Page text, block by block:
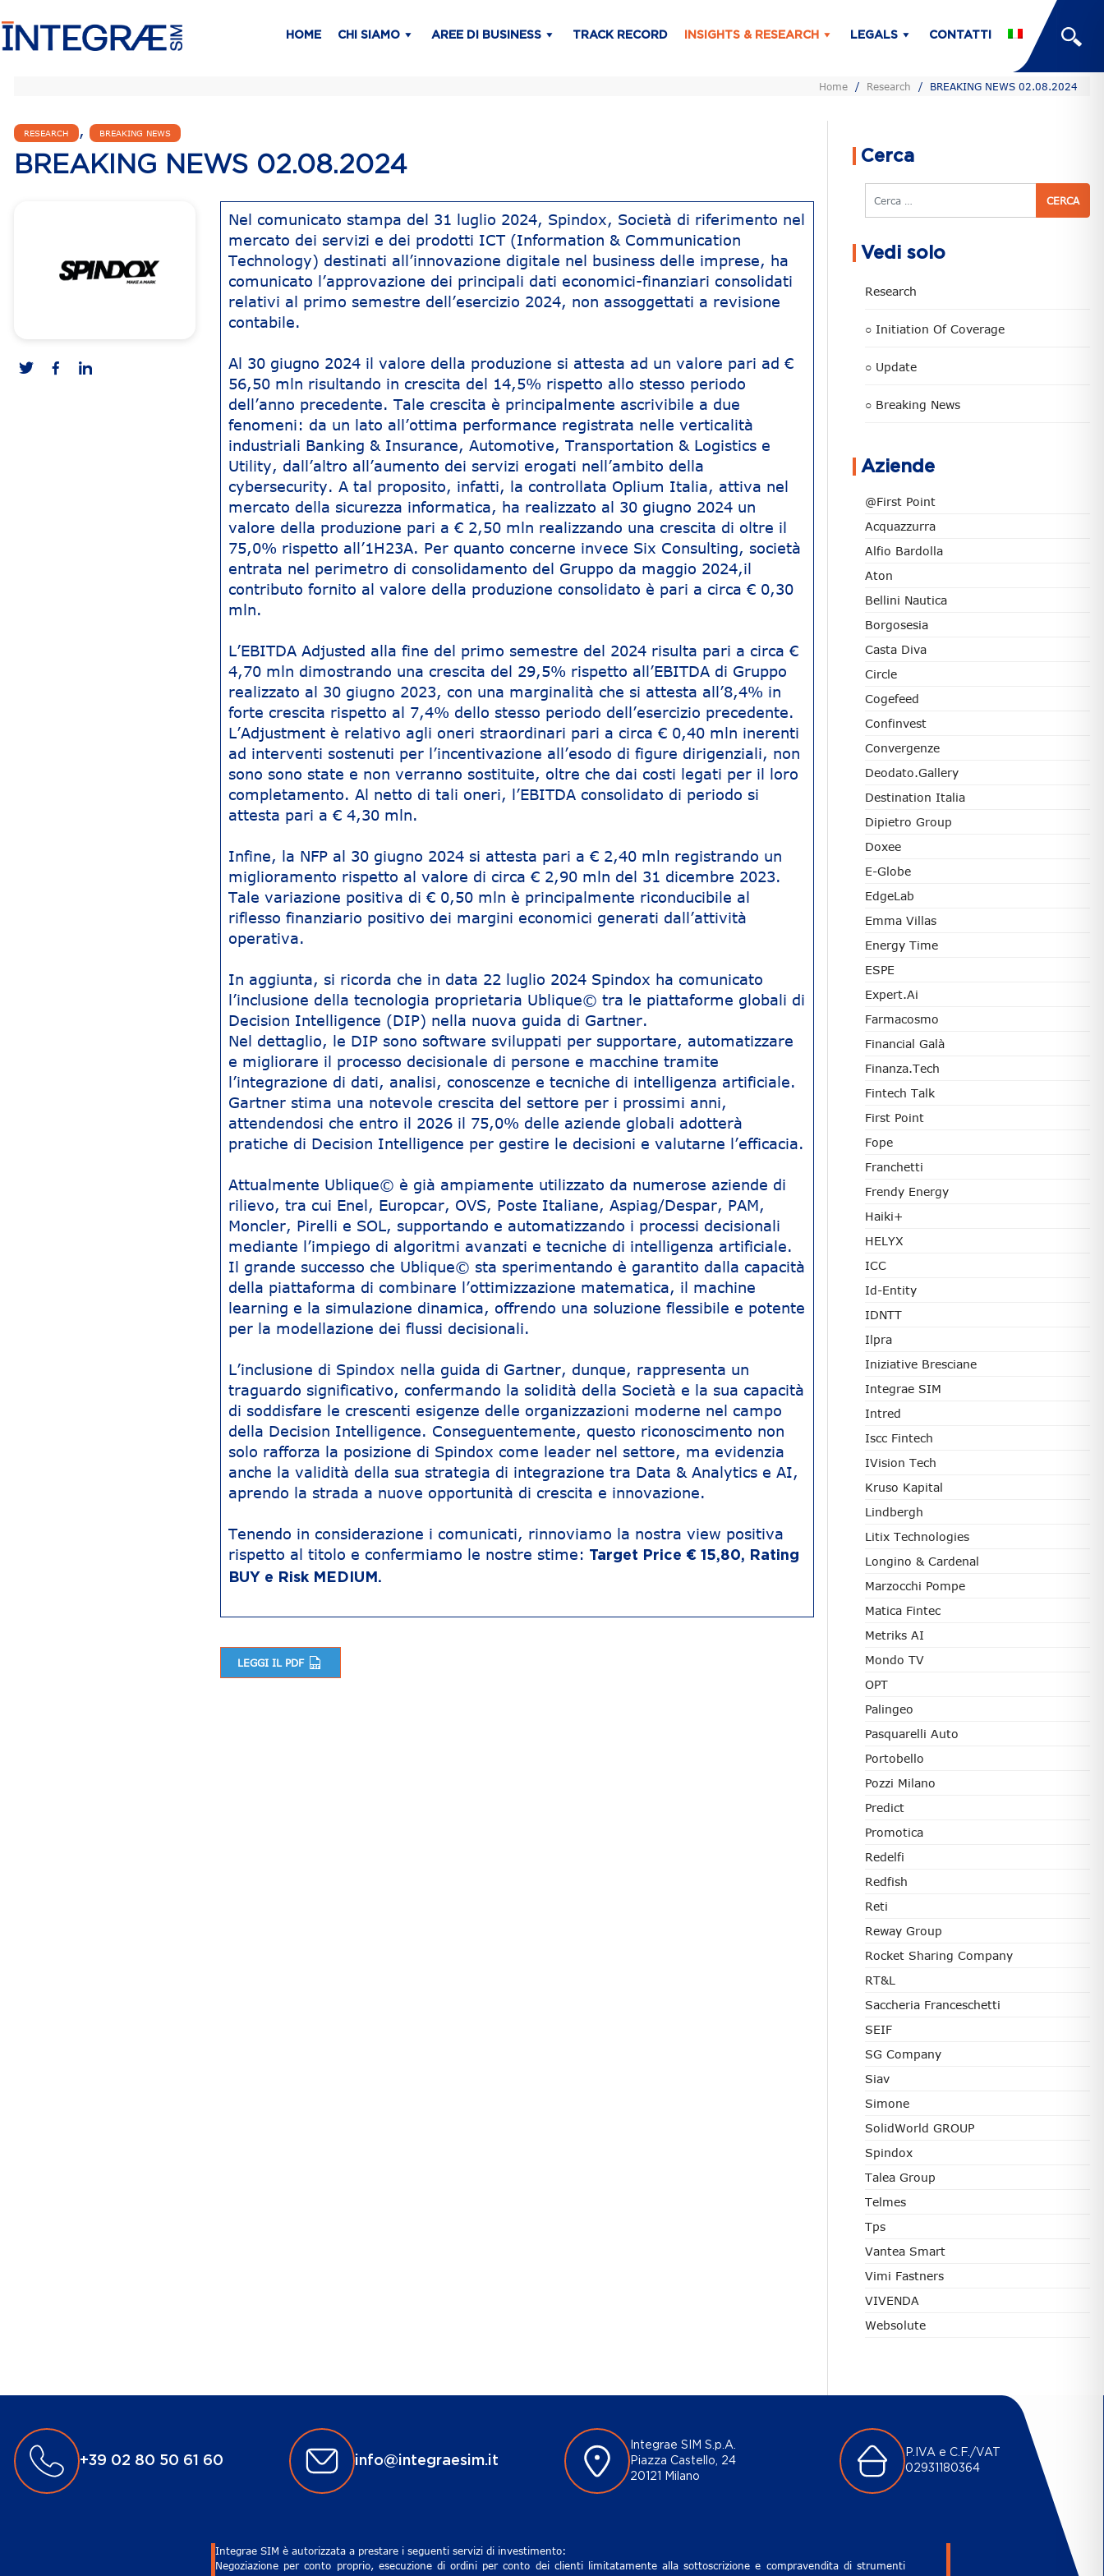
HOME CHI SIAMO AREE DI BUSINESS TRACK RECORD INSIGHTS & RESEARCH LEGALS CONTATTI
Home / Research / BREAKING NEWS 02.08.2024
RESEARCH , BREAKING NEWS
BREAKING NEWS 02.08.2024
Nel comunicato stampa del 31 luglio 2024, Spindox, Società di riferimento nel
mercato dei servizi e dei prodotti ICT (Information & Communication
Technology) destinati all’innovazione digitale nel business delle imprese, ha
comunicato l’approvazione dei principali dati economici-finanziari consolidati
relativi al primo semestre dell’esercizio 2024, non assoggettati a revisione
contabile.
Al 30 giugno 2024 il valore della produzione si attesta ad un valore pari ad €
56,50 mln risultando in crescita del 14,5% rispetto allo stesso periodo
dell’anno precedente. Tale crescita è principalmente ascrivibile a due
fenomeni: da un lato all’ottima performance registrata nelle verticalità
industriali Banking & Insurance, Automotive, Transportation & Logistics e
Utility, dall’altro all’aumento dei servizi erogati nell’ambito della
cybersecurity. A tal proposito, infatti, la controllata Oplium Italia, attiva nel
mercato della sicurezza informatica, ha realizzato al 30 giugno 2024 un
valore della produzione pari a € 2,50 mln realizzando una crescita di oltre il
75,0% rispetto all’1H23A. Per quanto concerne invece Six Consulting, società
entrata nel perimetro di consolidamento del Gruppo da maggio 2024,il
contributo fornito al valore della produzione consolidato è pari a circa € 0,30
mln.
L’EBITDA Adjusted alla fine del primo semestre del 2024 risulta pari a circa €
4,70 mln dimostrando una crescita del 29,5% rispetto all’EBITDA di Gruppo
realizzato al 30 giugno 2023, con una marginalità che si attesta all’8,4% in
forte crescita rispetto al 7,4% dello stesso periodo dell’esercizio precedente.
L’Adjustment è relativo agli oneri straordinari pari a circa € 0,40 mln inerenti
ad interventi sostenuti per l’incentivazione all’esodo di figure dirigenziali, non
sono sono state e non verranno sostituite, oltre che dai costi legati per il loro
completamento. Al netto di tali oneri, l’EBITDA consolidato di periodo si
attesta pari a € 4,30 mln.
Infine, la NFP al 30 giugno 2024 si attesta pari a € 2,40 mln registrando un
miglioramento rispetto al valore di circa € 2,90 mln del 31 dicembre 2023.
Tale variazione positiva di € 0,50 mln è principalmente riconducibile al
riflesso finanziario positivo dei margini economici generati dall’attività
operativa.
In aggiunta, si ricorda che in data 22 luglio 2024 Spindox ha comunicato
l’inclusione della tecnologia proprietaria Ublique© tra le piattaforme globali di
Decision Intelligence (DIP) nella nuova guida di Gartner.
Nel dettaglio, le DIP sono software sviluppati per supportare, automatizzare
e migliorare il processo decisionale di persone e macchine tramite
l’integrazione di dati, analisi, conoscenze e tecniche di intelligenza artificiale.
Gartner stima una notevole crescita del settore per i prossimi anni,
attendendosi che entro il 2026 il 75,0% delle aziende globali adotterà
pratiche di Decision Intelligence per gestire le decisioni e valutarne l’efficacia.
Attualmente Ublique© è già ampiamente utilizzato da numerose aziende di
rilievo, tra cui Enel, Europcar, OVS, Poste Italiane, Aspiag/Despar, PAM,
Moncler, Pirelli e SOL, supportando e automatizzando i processi decisionali
mediante l’impiego di algoritmi avanzati e tecniche di intelligenza artificiale.
Il grande successo che Ublique© sta sperimentando è garantito dalla capacità
della piattaforma di combinare l’ottimizzazione matematica, il machine
learning e la simulazione dinamica, offrendo una soluzione flessibile e potente
per la modellazione dei flussi decisionali.
L’inclusione di Spindox nella guida di Gartner, dunque, rappresenta un
traguardo significativo, confermando la solidità della Società e la sua capacità
di soddisfare le crescenti esigenze delle organizzazioni moderne nel campo
della Decision Intelligence. Conseguentemente, questo riconoscimento non
solo rafforza la posizione di Spindox come leader nel settore, ma evidenzia
anche la validità della sua strategia di integrazione tra Data & Analytics e AI,
aprendo la strada a nuove opportunità di crescita e innovazione.
Tenendo in considerazione i comunicati, rinnoviamo la nostra view positiva
rispetto al titolo e confermiamo le nostre stime: Target Price € 15,80, Rating
BUY e Risk MEDIUM.
LEGGI IL PDF
Cerca
Cerca
Vedi solo
Research
○ Initiation Of Coverage
○ Update
○ Breaking News
Aziende
@First Point
Acquazzurra
Alfio Bardolla
Aton
Bellini Nautica
Borgosesia
Casta Diva
Circle
Cogefeed
Confinvest
Convergenze
Deodato.Gallery
Destination Italia
Dipietro Group
Doxee
E-Globe
EdgeLab
Emma Villas
Energy Time
ESPE
Expert.ai
Farmacosmo
Financial Galà
Finanza.tech
Fintech Talk
First Point
Fope
Franchetti
Frendy Energy
Haiki+
HELYX
ICC
Id-Entity
IDNTT
Ilpra
Iniziative Bresciane
Integrae SIM
Intred
Iscc Fintech
IVision Tech
Kruso Kapital
Lindbergh
Litix Technologies
Longino & Cardenal
Marzocchi Pompe
Matica Fintec
Metriks AI
Mondo TV
OPT
Palingeo
Pasquarelli Auto
Portobello
Pozzi Milano
Predict
Promotica
Redelfi
Redfish
Reti
Reway Group
Rocket Sharing Company
RT&L
Saccheria Franceschetti
SEIF
SG Company
Siav
Simone
SolidWorld GROUP
Spindox
Talea Group
Telmes
Tps
Vantea Smart
Vimi Fastners
VIVENDA
Websolute
+39 02 80 50 61 60 info@integraesim.it
Integrae SIM S.p.A.
Piazza Castello, 24
20121 Milano
P.IVA e C.F./VAT
02931180364
Integrae SIM è autorizzata a prestare i seguenti servizi di investimento:
Negoziazione per conto proprio, esecuzione di ordini per conto dei clienti limitatamente alla sottoscrizione e compravendita di strumenti